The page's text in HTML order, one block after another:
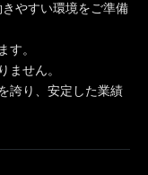
やすい環境をご準備
す。
ません。
誇り、安定した業績